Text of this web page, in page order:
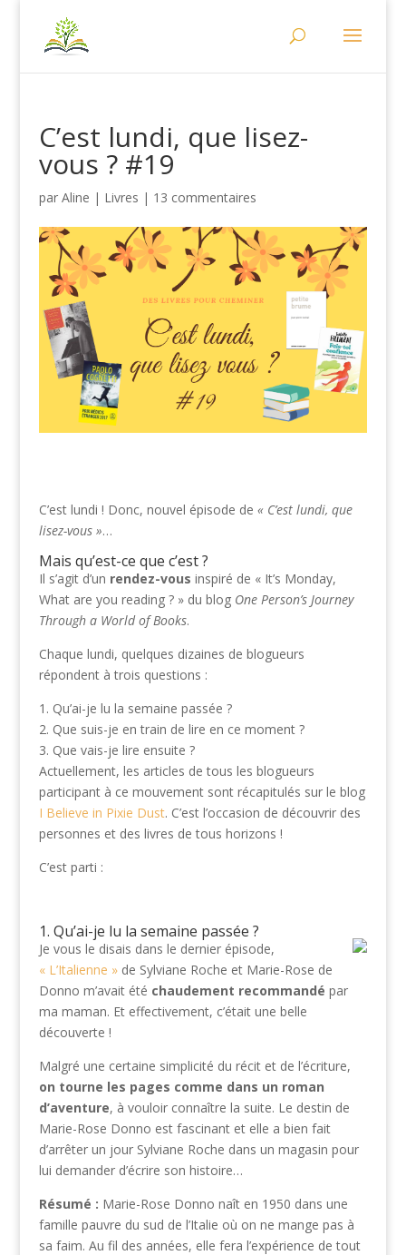
C’est lundi, que lisez-
vous ? #19
par Aline | Livres | 13 commentaires
C’est lundi ! Donc, nouvel épisode de « C’est lundi, que
lisez-vous »…
Mais qu’est-ce que c’est ?
Il s’agit d’un rendez-vous inspiré de « It’s Monday,
What are you reading ? » du blog One Person’s Journey
Through a World of Books.
Chaque lundi, quelques dizaines de blogueurs
répondent à trois questions :
1. Qu’ai-je lu la semaine passée ?
2. Que suis-je en train de lire en ce moment ?
3. Que vais-je lire ensuite ?
Actuellement, les articles de tous les blogueurs
participant à ce mouvement sont récapitulés sur le blog
I Believe in Pixie Dust. C’est l’occasion de découvrir des
personnes et des livres de tous horizons !
C’est parti :
1. Qu’ai-je lu la semaine passée ?
Je vous le disais dans le dernier épisode,
« L’Italienne »de Sylviane Roche et Marie-Rose de
Donno m’avait été chaudement recommandé par
ma maman. Et effectivement, c’était une belle
découverte !
Malgré une certaine simplicité du récit et de l’écriture,
on tourne les pages comme dans un roman
d’aventure, à vouloir connaître la suite. Le destin de
Marie-Rose Donno est fascinant et elle a bien fait
d’arrêter un jour Sylviane Roche dans un magasin pour
lui demander d’écrire son histoire…
Résumé : Marie-Rose Donno naît en 1950 dans une
famille pauvre du sud de l’Italie où on ne mange pas à
sa faim. Au fil des années, elle fera l’expérience de tout